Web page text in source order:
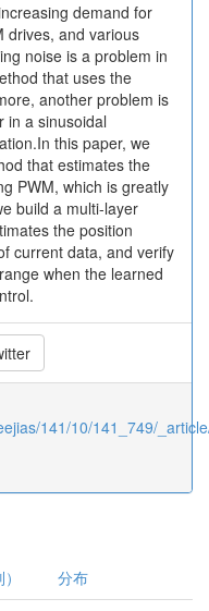
demand for
drives, and various
noise is a problem in
that uses the
another problem is
in a sinusoidal
this paper, we
that estimates the
PWM, which is greatly
build a multi-layer
the position
current data, and verify
when the learned
141/10/141_749/
分布